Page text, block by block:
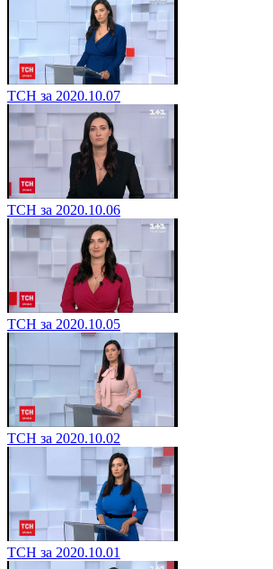
ТСН за 2020.10.07
ТСН за 2020.10.06
ТСН за 2020.10.05
ТСН за 2020.10.02
ТСН за 2020.10.01